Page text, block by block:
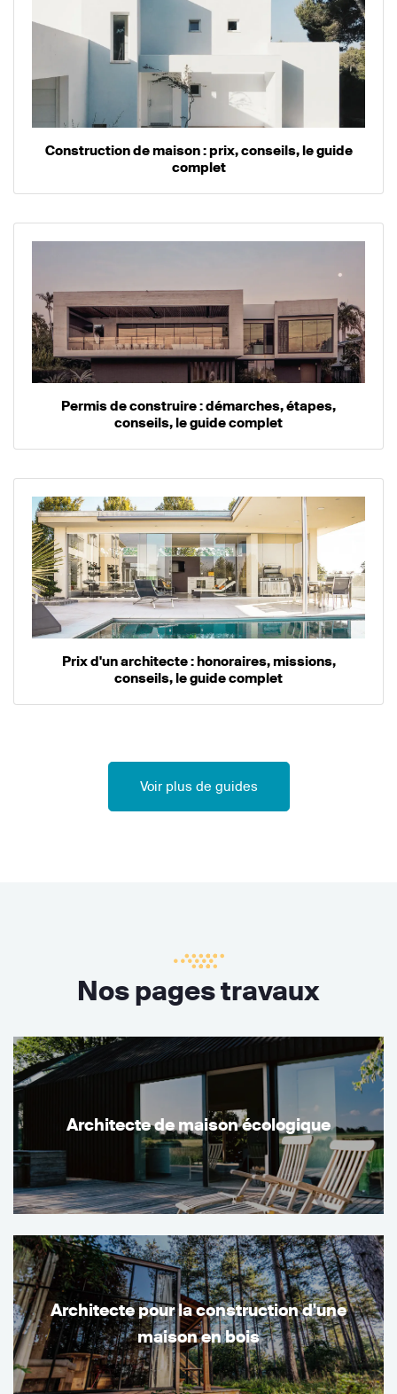
Construction de maison : prix, conseils, le guide
complet
Permis de construire : démarches, étapes,
conseils, le guide complet
Prix d'un architecte : honoraires, missions,
conseils, le guide complet
Voir plus de guides
Nos pages travaux
Architecte de maison écologique
Architecte pour la construction d'une
maison en bois